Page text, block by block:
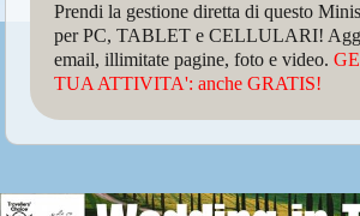
Prendi la gestione diretta di questo
per PC, TABLET e CELLULARI!
email, illimitate pagine, foto e video.
TUA ATTIVITA': anche GRATIS!